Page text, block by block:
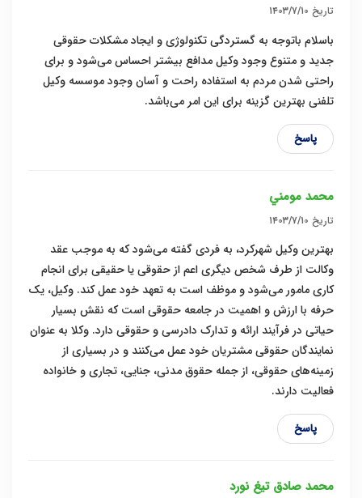
تاریخ ۱۴۰۳/۷/۱۰
باسلام باتوجه به گستردگی تکنولوژی و ایجاد مشکلات حقوقی
جدید و متنوع وجود وکیل مدافع بیشتر احساس می‌شود و برای
راحتی شدن مردم به استفاده راحت و آسان وجود موسسه وکیل
تلفنی بهترین گزینه برای این امر می‌باشد.
پاسخ
محمد مومني
تاریخ ۱۴۰۳/۷/۱۰
بهترین وکیل‌ شهرکرد، به فردی گفته می‌شود که به موجب عقد
وکالت از طرف شخص دیگری اعم از حقوقی یا حقیقی برای انجام
کاری مامور می‌شود و موظف است به تعهد خود عمل کند. وکیل، یک
حرفه با ارزش و اهمیت در جامعه حقوقی است که نقش بسیار
حیاتی در فرآیند ارائه و تدارک دادرسی و حقوقی دارد. وکلا به عنوان
نمایندگان حقوقی مشتریان خود عمل می‌کنند و در بسیاری از
زمینه‌های حقوقی، از جمله حقوق مدنی، جنایی، تجاری و خانواده
فعالیت دارند.
پاسخ
محمد صادق تیغ نورد